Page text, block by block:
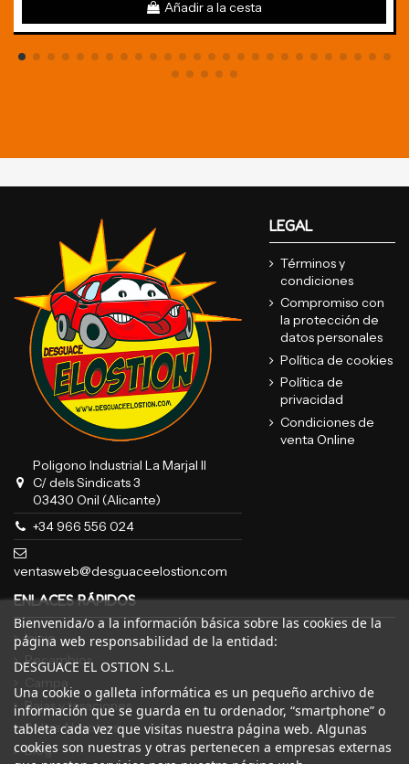
Añadir a la cesta
Poligono Industrial La Marjal II
C/ dels Sindicats 3
03430 Onil (Alicante)
+34 966 556 024
ventasweb@desguaceelostion.com
LEGAL
Términos y
condiciones
Compromiso con
la protección de
datos personales
Política de cookies
Política de
privacidad
Condiciones de
venta Online
ENLACES RÁPIDOS
Inicio
Recambios
Bajas y tasaciones
Sobre Nosotros
Blog
Bienvenida/o a la información básica sobre las cookies de la
página web responsabilidad de la entidad:
DESGUACE EL OSTION S.L.
Una cookie o galleta informática es un pequeño archivo de
información que se guarda en tu ordenador, “smartphone” o
tableta cada vez que visitas nuestra página web. Algunas
cookies son nuestras y otras pertenecen a empresas externas